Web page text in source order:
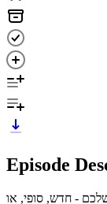
Episode